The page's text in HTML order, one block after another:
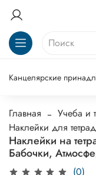
Канцелярские
Главная Учеба и
Наклейки для
Наклейки на
Бабочки,
(0)